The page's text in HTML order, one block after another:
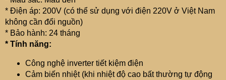
* Điện áp: 200V (có thể sử dụng với điện 220V ở Việt Nam
không cần đổi nguồn)
* Bảo hành: 24 tháng
* Tính năng:
Công nghệ inverter tiết kiệm điện
Cảm biến nhiệt (khi nhiệt độ cao bất thường tự động